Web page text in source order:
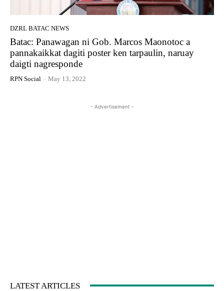
DZRL BATAC NEWS
Batac: Panawagan ni Gob. Marcos Maonotoc a
pannakaikkat dagiti poster ken tarpaulin, naruay
daigti nagresponde
RPN Social - May 13, 2022
- Advertisement -
LATEST ARTICLES